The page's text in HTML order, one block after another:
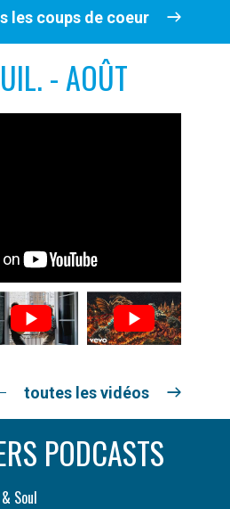
les coups de coeur
- AOÛT
toutes les vidéos
PODCASTS
Soul